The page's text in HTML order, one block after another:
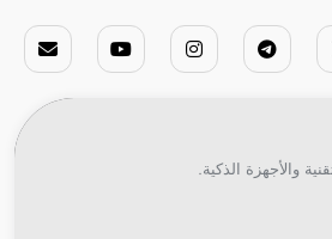
والأجهزة الذكية.